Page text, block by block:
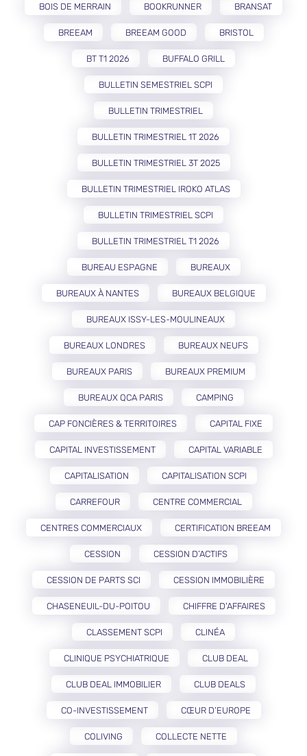
BOIS DE MERRAIN BOOKRUNNER BRANSAT
BREEAM BREEAM GOOD BRISTOL
BT T1 2026 BUFFALO GRILL
BULLETIN SEMESTRIEL SCPI
BULLETIN TRIMESTRIEL
BULLETIN TRIMESTRIEL 1T 2026
BULLETIN TRIMESTRIEL 3T 2025
BULLETIN TRIMESTRIEL IROKO ATLAS
BULLETIN TRIMESTRIEL SCPI
BULLETIN TRIMESTRIEL T1 2026
BUREAU ESPAGNE BUREAUX
BUREAUX À NANTES BUREAUX BELGIQUE
BUREAUX ISSY-LES-MOULINEAUX
BUREAUX LONDRES BUREAUX NEUFS
BUREAUX PARIS BUREAUX PREMIUM
BUREAUX QCA PARIS CAMPING
CAP FONCIÈRES & TERRITOIRES CAPITAL FIXE
CAPITAL INVESTISSEMENT CAPITAL VARIABLE
CAPITALISATION CAPITALISATION SCPI
CARREFOUR CENTRE COMMERCIAL
CENTRES COMMERCIAUX CERTIFICATION BREEAM
CESSION CESSION D’ACTIFS
CESSION DE PARTS SCI CESSION IMMOBILIÈRE
CHASENEUIL-DU-POITOU CHIFFRE D'AFFAIRES
CLASSEMENT SCPI CLINÉA
CLINIQUE PSYCHIATRIQUE CLUB DEAL
CLUB DEAL IMMOBILIER CLUB DEALS
CO-INVESTISSEMENT CŒUR D’EUROPE
COLIVING COLLECTE NETTE